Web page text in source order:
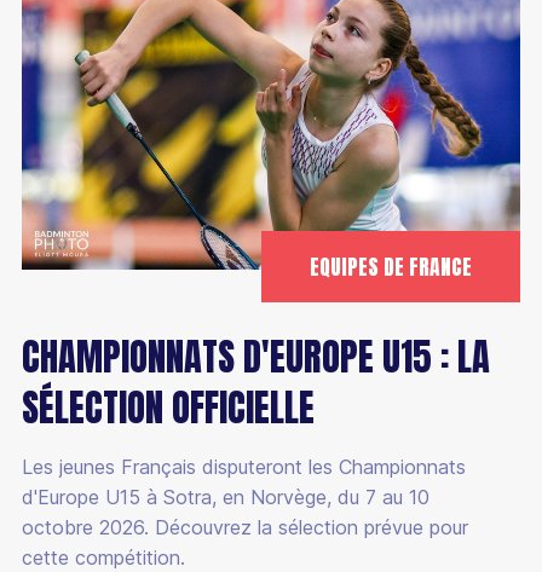
EQUIPES DE FRANCE
CHAMPIONNATS D'EUROPE U15 : LA
SÉLECTION OFFICIELLE
Les jeunes Français disputeront les Championnats
d'Europe U15 à Sotra, en Norvège, du 7 au 10
octobre 2026. Découvrez la sélection prévue pour
cette compétition.